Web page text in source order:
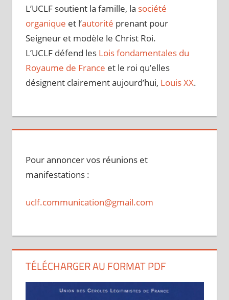
L’UCLF soutient la famille, la société
organique et l’autorité prenant pour
Seigneur et modèle le Christ Roi.
L’UCLF défend les Lois fondamentales du
Royaume de France et le roi qu’elles
désignent clairement aujourd’hui, Louis XX.
Pour annoncer vos réunions et
manifestations :
uclf.communication@gmail.com
TÉLÉCHARGER AU FORMAT PDF